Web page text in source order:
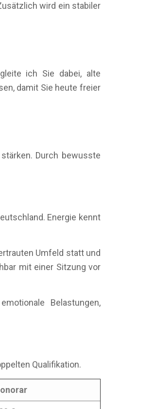
wird ein stabiler
ich Sie dabei, alte
damit Sie heute freier
Durch bewusste
Energie kennt
Umfeld statt und
mit einer Sitzung vor
Belastungen,
Qualifikation.